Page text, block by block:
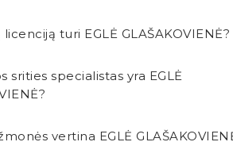
licenciją turi EGLĖ GLAŠAKOVIENĖ?
srities specialistas yra EGLĖ
vertina EGLĖ